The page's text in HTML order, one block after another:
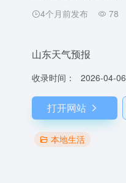
4个月前发布 78
山东天气预报
收录时间： 2026-04-06
打开网站
本地生活